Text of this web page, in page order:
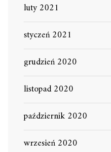
luty 2021
styczeń 2021
grudzień 2020
listopad 2020
październik 2020
wrzesień 2020